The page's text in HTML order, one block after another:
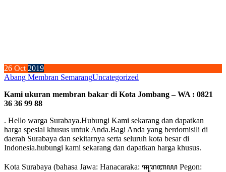
26 Oct2019
Abang Membran SemarangUncategorized
Kami ukuran membran bakar di Kota Jombang – WA : 0821
36 36 99 88
. Hello warga Surabaya.Hubungi Kami sekarang dan dapatkan
harga spesial khusus untuk Anda.Bagi Anda yang berdomisili di
daerah Surabaya dan sekitarnya serta seluruh kota besar di
Indonesia.hubungi kami sekarang dan dapatkan harga khusus.
Kota Surabaya (bahasa Jawa: Hanacaraka: ꦯꦸꦫꦧꦪ Pegon: